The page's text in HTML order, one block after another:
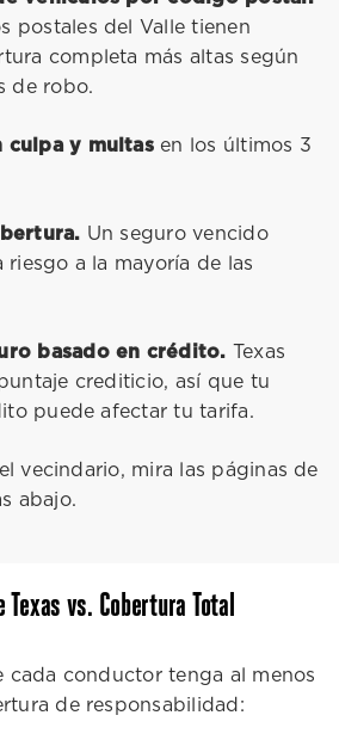
postales del Valle tienen
completa más altas según
de robo.
culpa y multasen los últimos 3
Un seguro vencido
riesgo a la mayoría de las
basado en crédito. Texas
crediticio, así que tu
puede afectar tu tarifa.
vecindario, mira las páginas de
abajo.
Texas vs. Cobertura Total
cada conductor tenga al menos
de responsabilidad: